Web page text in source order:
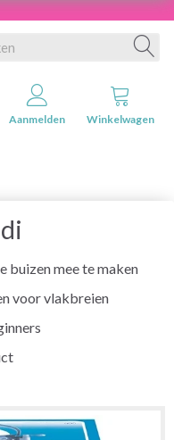
Aanmelden Winkelwagen
buizen mee te maken
voor vlakbreien